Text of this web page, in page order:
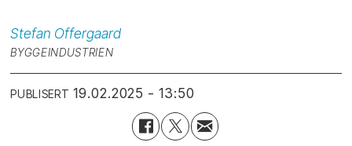
Stefan Offergaard
BYGGEINDUSTRIEN
PUBLISERT 19.02.2025 - 13:50